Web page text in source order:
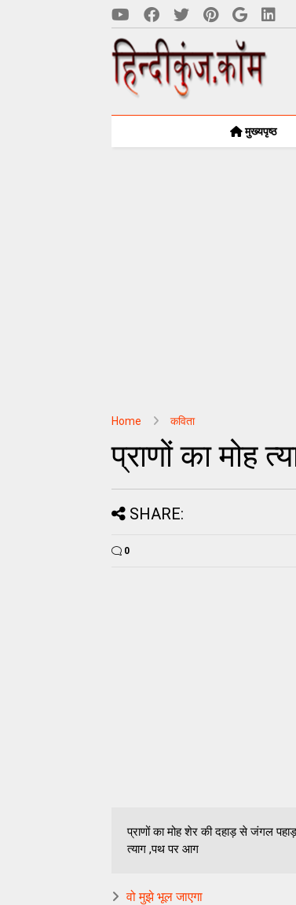
मुख्यपृष्ठ
Home कविता
प्राणों का मोह
SHARE:
0
प्राणों का मोह शेर की दहाड़ से जंगल
त्याग ,पथ पर आग
वो मुझे भूल जाएगा